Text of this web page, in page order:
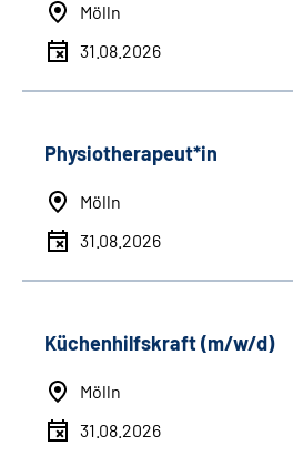
Mölln
31.08.2026
Physiotherapeut*in
Mölln
31.08.2026
Küchenhilfskraft (m/w/d)
Mölln
31.08.2026